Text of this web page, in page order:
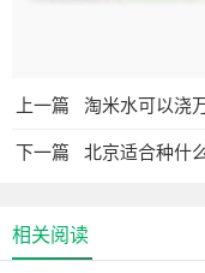
如何让石斛快速生
上一篇 淘米水可以浇
下一篇 北京适合种什
相关阅读